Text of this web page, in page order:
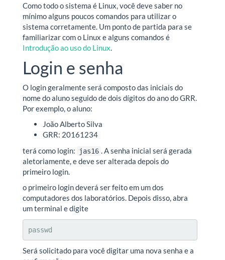
Como todo o sistema é Linux, você deve saber no
mínimo alguns poucos comandos para utilizar o
sistema corretamente. Um ponto de partida para se
familiarizar com o Linux e alguns comandos é
Introdução ao uso do Linux
Login e senha
O login geralmente será composto das iniciais do
nome do aluno seguido de dois dígitos do ano do GRR.
Por exemplo, o aluno:
João Alberto Silva
GRR: 20161234
terá como login:
jas16
. A senha inicial será gerada
aletoriamente, e deve ser alterada depois do
primeiro login.
o primeiro login deverá ser feito em um dos
computadores dos laboratórios. Depois disso, abra
um terminal e digite
passwd
Será solicitado para você digitar uma nova senha e a